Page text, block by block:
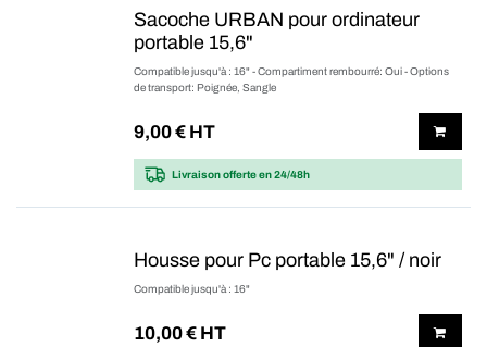
Sacoche URBAN pour ordinateur
portable 15,6"
Compatible jusqu'à : 16" - Compartiment rembourré: Oui - Options
de transport: Poignée, Sangle
9,00€ HT
Livraison offerteen 24/48h
Housse pour Pc portable 15,6" / noir
Compatible jusqu'à : 16"
10,00€ HT